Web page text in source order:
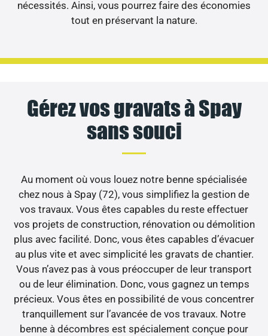
nécessités. Ainsi, vous pourrez faire des économies
tout en préservant la nature.
Gérez vos gravats à Spay
sans souci
Au moment où vous louez notre benne spécialisée
chez nous à Spay (72), vous simplifiez la gestion de
vos travaux. Vous êtes capables du reste effectuer
vos projets de construction, rénovation ou démolition
plus avec facilité. Donc, vous êtes capables d’évacuer
au plus vite et avec simplicité les gravats de chantier.
Vous n’avez pas à vous préoccuper de leur transport
ou de leur élimination. Donc, vous gagnez un temps
précieux. Vous êtes en possibilité de vous concentrer
tranquillement sur l’avancée de vos travaux. Notre
benne à décombres est spécialement conçue pour